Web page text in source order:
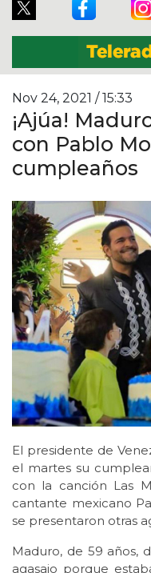
Nov 24, 2021 / 15:33
¡Ajúa!
con Pablo
cumpleaños
El presidente de
el martes su
con la canción Las
cantante mexicano
se presentaron otras
Maduro, de 59 años,
agasajo porque